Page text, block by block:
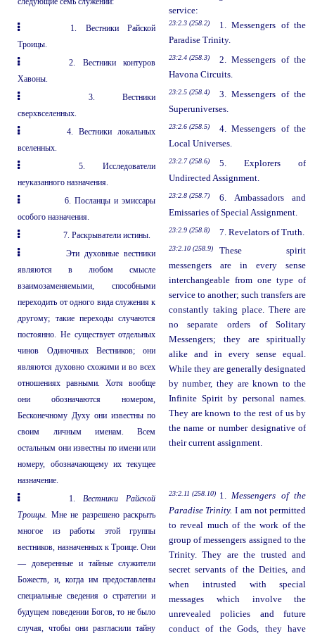
service:
1. Вестники Райской
Троицы.
23:2.3 (258.2)
1. Messengers of the
Paradise Trinity.
2. Вестники контуров
Хавоны.
23:2.4 (258.3)
2. Messengers of the
Havona Circuits.
3. Вестники
сверхвселенных.
23:2.5 (258.4)
3. Messengers of the
Superuniverses.
4. Вестники локальных
вселенных.
23:2.6 (258.5)
4. Messengers of the
Local Universes.
5. Исследователи
неуказанного назначения.
23:2.7 (258.6)
5. Explorers of
Undirected Assignment.
6. Посланцы и эмиссары
особого назначения.
23:2.8 (258.7)
6. Ambassadors and
Emissaries of Special Assignment.
7. Раскрыватели истины.
23:2.9 (258.8) 7. Revelators of Truth.
Эти духовные вестники
являются в любом смысле
взаимозаменяемыми, способными
переходить от одного вида служения к
другому; такие переходы случаются
постоянно. Не существует отдельных
чинов Одиночных Вестников; они
являются духовно схожими и во всех
отношениях равными. Хотя вообще
они обозначаются номером,
Бесконечному Духу они известны по
своим личным именам. Всем
остальным они известны по имени или
номеру, обозначающему их текущее
назначение.
23:2.10 (258.9)
These spirit
messengers are in every sense
interchangeable from one type of
service to another; such transfers are
constantly taking place. There are
no separate orders of Solitary
Messengers; they are spiritually
alike and in every sense equal.
While they are generally designated
by number, they are known to the
Infinite Spirit by personal names.
They are known to the rest of us by
the name or number designative of
their current assignment.
1.Вестники Райской
Троицы. Мне не разрешено раскрыть
многое из работы этой группы
вестников, назначенных к Троице. Они
— доверенные и тайные служители
Божеств, и, когда им предоставлены
специальные сведения о стратегии и
будущем поведении Богов, то не было
случая, чтобы они разгласили тайну
23:2.11 (258.10) 1.Messengers of the
Paradise Trinity. I am not permitted
to reveal much of the work of the
group of messengers assigned to the
Trinity. They are the trusted and
secret servants of the Deities, and
when intrusted with special
messages which involve the
unrevealed policies and future
conduct of the Gods, they have